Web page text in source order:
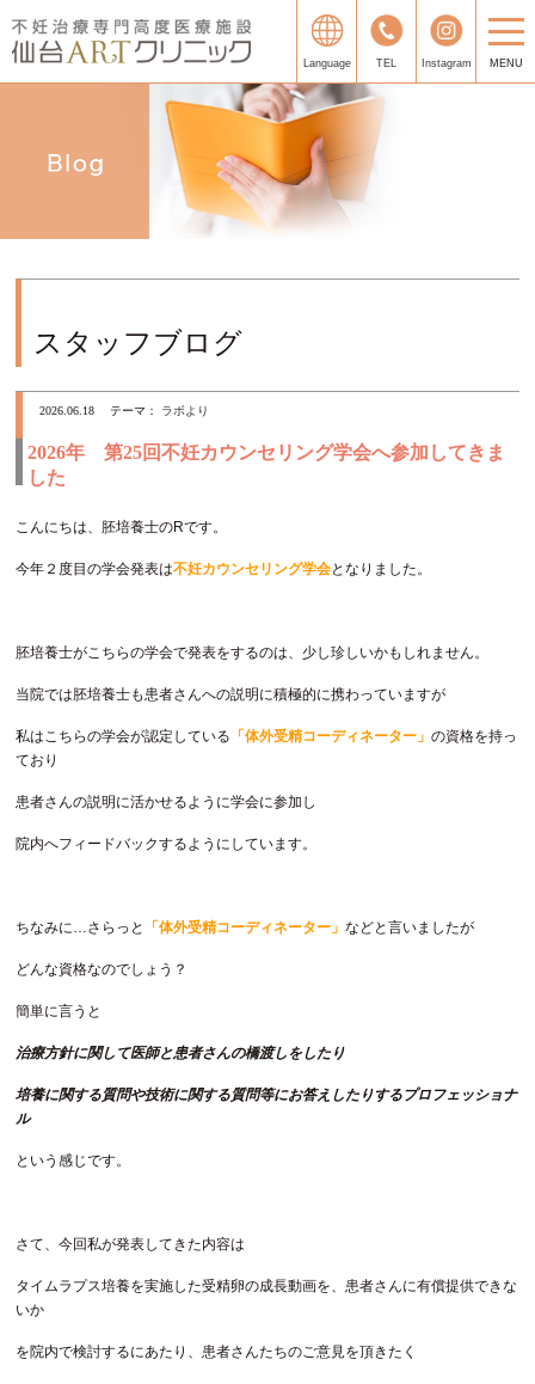
Language TEL Instagram MENU
スタッフブログ
2026.06.18 テーマ： ラボより
2026年 第25回不妊カウンセリング学会へ参加してきま
した
こんにちは、胚培養士のRです。
今年２度目の学会発表は不妊カウンセリング学会となりました。
胚培養士がこちらの学会で発表をするのは、少し珍しいかもしれません。
当院では胚培養士も患者さんへの説明に積極的に携わっていますが
私はこちらの学会が認定している 「体外受精コーディネーター」の資格を持っ
ており
患者さんの説明に活かせるように学会に参加し
院内へフィードバックするようにしています。
ちなみに…さらっと 「体外受精コーディネーター」などと言いましたが
どんな資格なのでしょう？
簡単に言うと
治療方針に関して医師と患者さんの橋渡しをしたり
培養に関する質問や技術に関する質問等にお答えしたりするプロフェッショナ
ル
という感じです。
さて、今回私が発表してきた内容は
タイムラプス培養を実施した受精卵の成長動画を、患者さんに有償提供できな
いか
を院内で検討するにあたり、患者さんたちのご意見を頂きたく